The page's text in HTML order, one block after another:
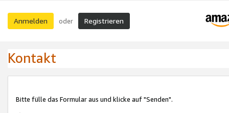
Anmelden oder Registrieren
Kontakt
Bitte fülle das Formular aus und klicke auf "Senden".